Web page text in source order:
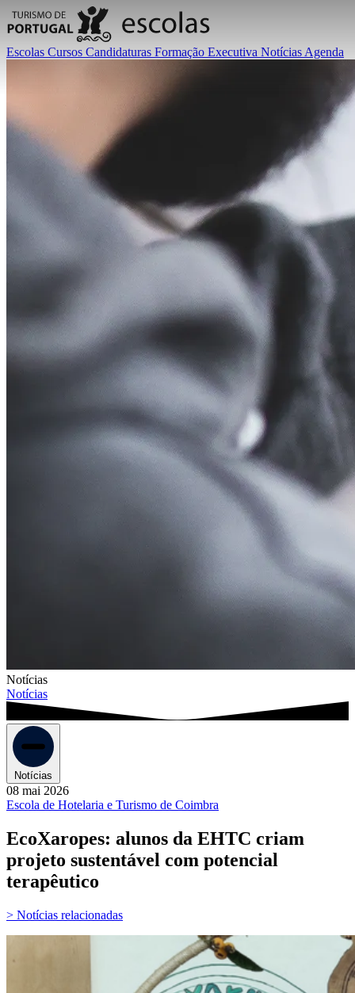
Escolas Cursos Candidaturas Formação Executiva Notícias Agenda
Notícias
Notícias
Notícias
08 mai 2026
Escola de Hotelaria e Turismo de Coimbra
EcoXaropes: alunos da EHTC criam
projeto sustentável com potencial
terapêutico
> Notícias relacionadas